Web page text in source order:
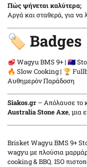
Πώς ψήνεται καλύτερα;
Αργά και σταθερά, για να
🏷️ Badges
🥩 Wagyu BMS 9+ | 🇦🇺
🔥 Slow Cooking | 🏆
Αυθημερόν Παράδοση
Siakos.gr – Απόλαυσε το
Australia Stone Axe, μια
Brisket Wagyu BMS 9+
wagyu με πλούσια
cooking & BBQ. ISO